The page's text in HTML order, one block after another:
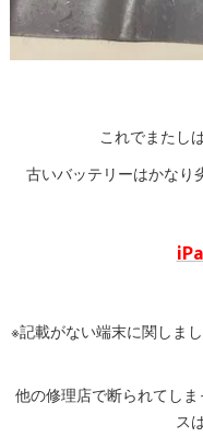
これでまたし
古いバッテリーはかなり
※記載がない端末に関しま
他の修理店で断られてし
ス